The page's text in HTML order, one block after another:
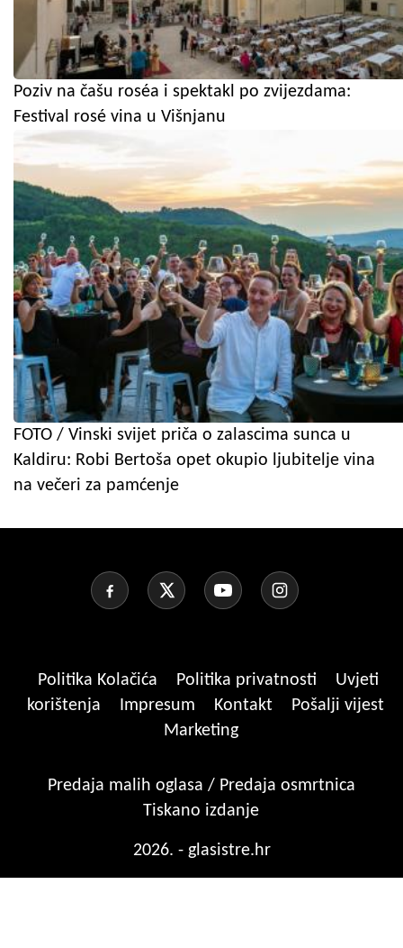
Poziv na čašu roséa i spektakl po zvijezdama:
Festival rosé vina u Višnjanu
FOTO / Vinski svijet priča o zalascima sunca u
Kaldiru: Robi Bertoša opet okupio ljubitelje vina
na večeri za pamćenje
Politika Kolačića Politika privatnosti
Uvjeti
korištenja
Impresum Kontakt
Pošalji vijest
Marketing
Predaja malih oglasa / Predaja osmrtnica
Tiskano izdanje
2026. - glasistre.hr